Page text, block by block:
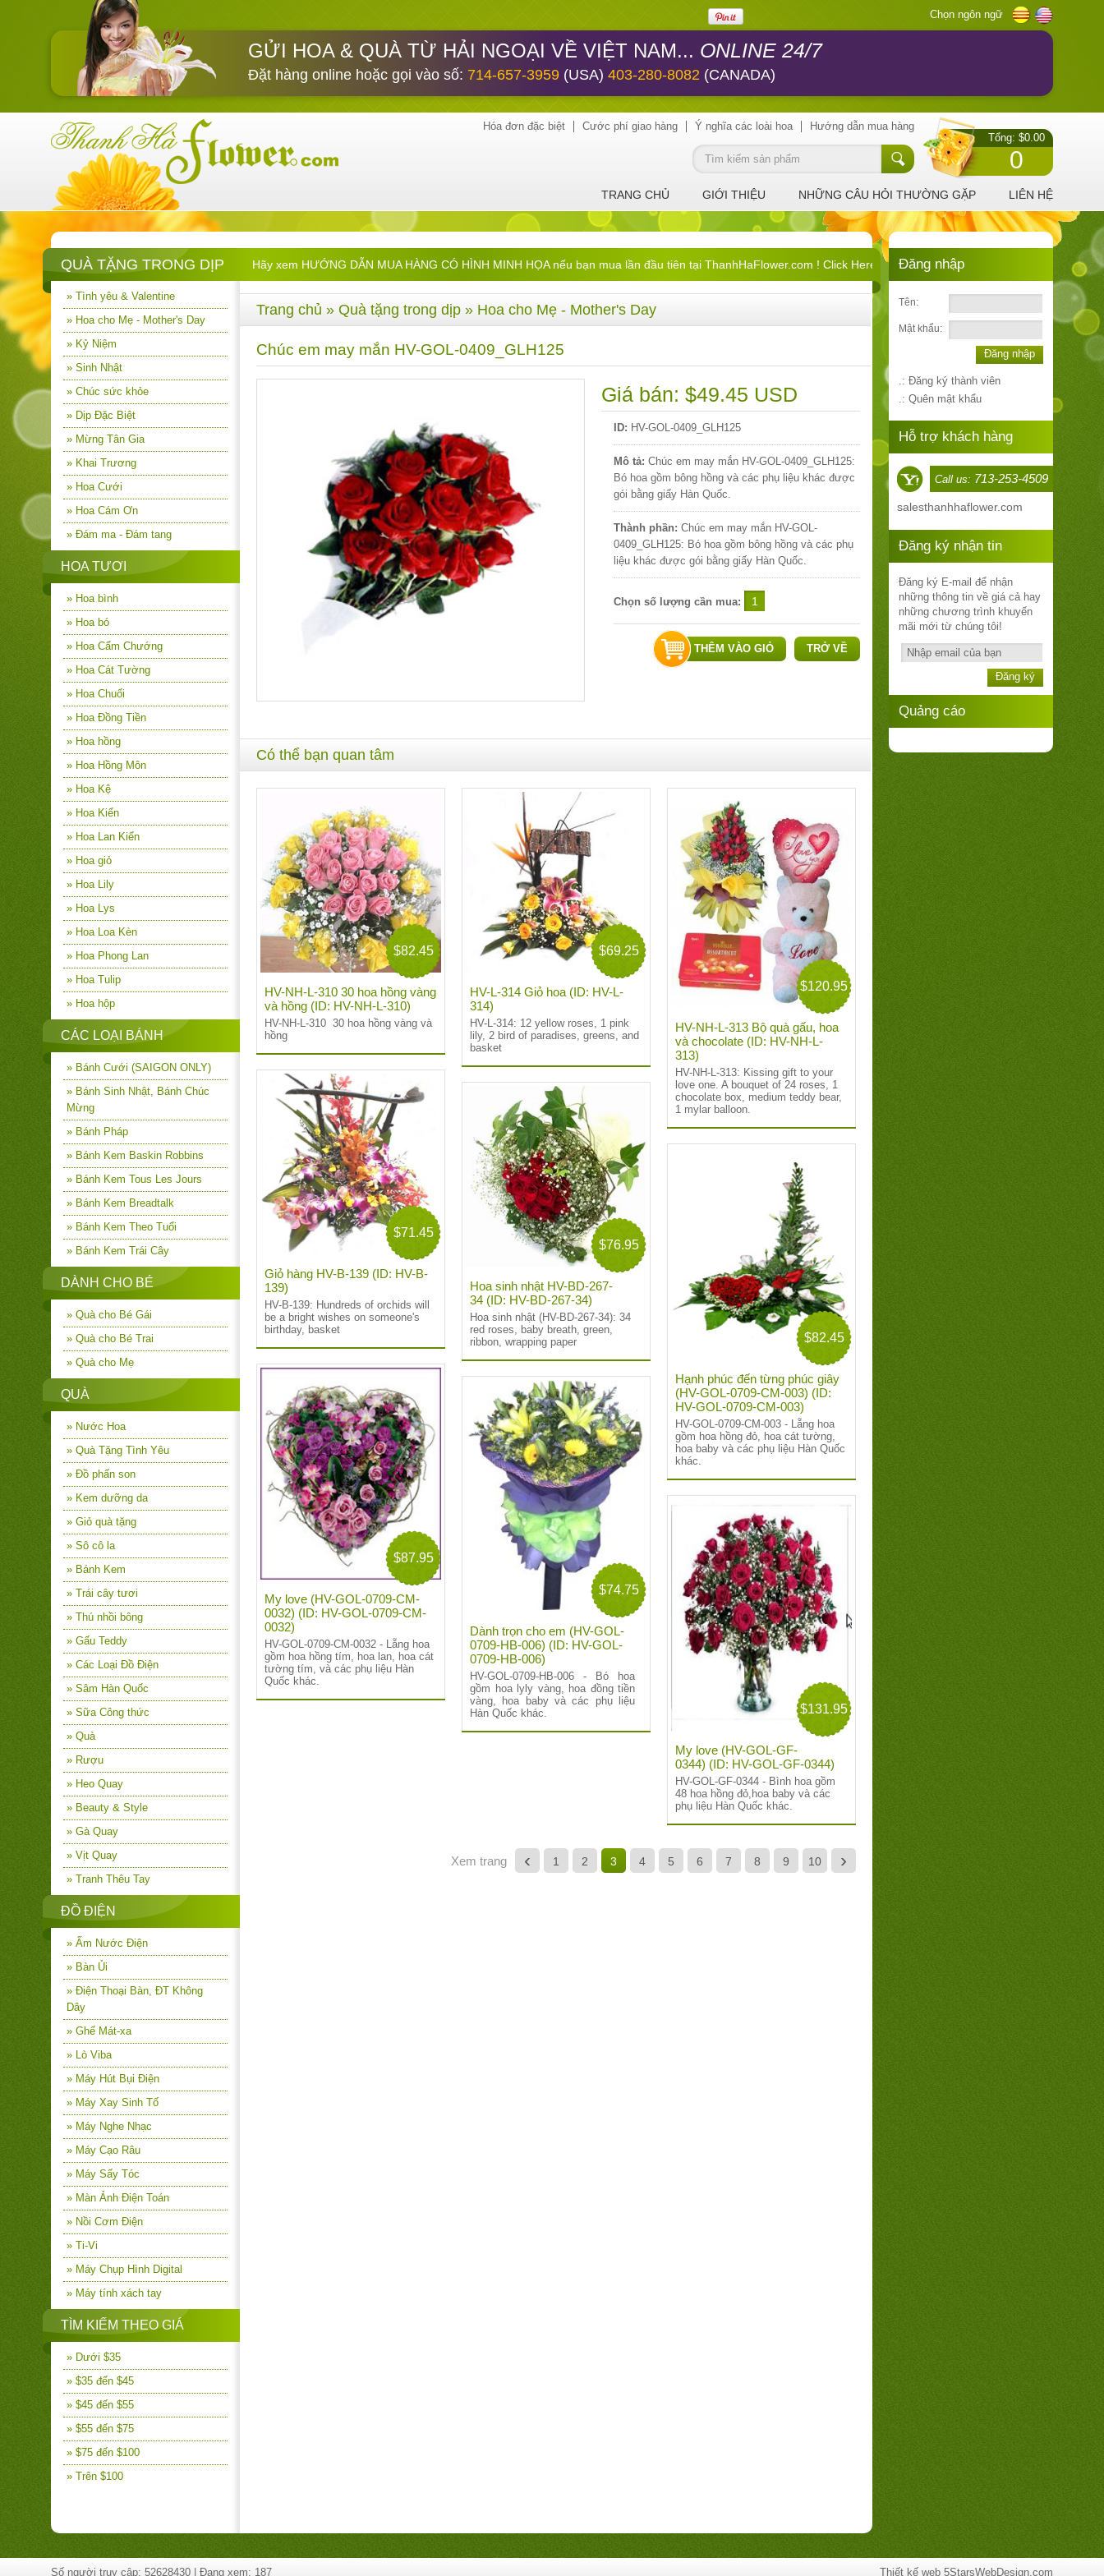
Chọn ngôn ngữ
GỬI HOA & QUÀ TỪ HẢI NGOẠI VỀ VIỆT NAM... ONLINE 24/7
Đặt hàng online hoặc gọi vào số: 714-657-3959 (USA) 403-280-8082 (CANADA)
Tổng: $0.00
0
Hóa đơn đặc biệt Cước phí giao hàng Ý nghĩa các loài hoa Hướng dẫn mua hàng
TRANG CHỦ GIỚI THIỆU NHỮNG CÂU HỎI THƯỜNG GẶP LIÊN HỆ
QUÀ TẶNG TRONG DỊP Hãy xem HƯỚNG DẪN MUA HÀNG CÓ HÌNH MINH HỌA nếu bạn mua lần đầu tiên tại ThanhHaFlower.com ! Click Here !
» Tình yêu & Valentine
» Hoa cho Mẹ - Mother's Day
» Kỷ Niệm
» Sinh Nhật
» Chúc sức khỏe
» Dịp Đặc Biệt
» Mừng Tân Gia
» Khai Trương
» Hoa Cưới
» Hoa Cám Ơn
» Đám ma - Đám tang
HOA TƯƠI
» Hoa bình
» Hoa bó
» Hoa Cẩm Chướng
» Hoa Cát Tường
» Hoa Chuối
» Hoa Đồng Tiền
» Hoa hồng
» Hoa Hồng Môn
» Hoa Kệ
» Hoa Kiển
» Hoa Lan Kiển
» Hoa giỏ
» Hoa Lily
» Hoa Lys
» Hoa Loa Kèn
» Hoa Phong Lan
» Hoa Tulip
» Hoa hộp
CÁC LOẠI BÁNH
» Bánh Cưới (SAIGON ONLY)
» Bánh Sinh Nhật, Bánh Chúc
Mừng
» Bánh Pháp
» Bánh Kem Baskin Robbins
» Bánh Kem Tous Les Jours
» Bánh Kem Breadtalk
» Bánh Kem Theo Tuổi
» Bánh Kem Trái Cây
DÀNH CHO BÉ
» Quà cho Bé Gái
» Quà cho Bé Trai
» Quà cho Mẹ
QUÀ
» Nước Hoa
» Quà Tặng Tình Yêu
» Đồ phấn son
» Kem dưỡng da
» Giỏ quà tặng
» Sô cô la
» Bánh Kem
» Trái cây tươi
» Thú nhồi bông
» Gấu Teddy
» Các Loại Đồ Điện
» Sâm Hàn Quốc
» Sữa Công thức
» Quà
» Rượu
» Heo Quay
» Beauty & Style
» Gà Quay
» Vịt Quay
» Tranh Thêu Tay
ĐỒ ĐIỆN
» Ấm Nước Điện
» Bàn Ủi
» Điện Thoại Bàn, ĐT Không
Dây
» Ghế Mát-xa
» Lò Viba
» Máy Hút Bụi Điện
» Máy Xay Sinh Tố
» Máy Nghe Nhạc
» Máy Cạo Râu
» Máy Sấy Tóc
» Màn Ảnh Điện Toán
» Nồi Cơm Điện
» Ti-Vi
» Máy Chụp Hình Digital
» Máy tính xách tay
TÌM KIẾM THEO GIÁ
» Dưới $35
» $35 đến $45
» $45 đến $55
» $55 đến $75
» $75 đến $100
» Trên $100
Trang chủ » Quà tặng trong dịp » Hoa cho Mẹ - Mother's Day
Chúc em may mắn HV-GOL-0409_GLH125
Giá bán: $49.45 USD
ID: HV-GOL-0409_GLH125
Mô tả: Chúc em may mắn HV-GOL-0409_GLH125:
Bó hoa gồm bông hồng và các phụ liệu khác được
gói bằng giấy Hàn Quốc.
Thành phần: Chúc em may mắn HV-GOL-
0409_GLH125: Bó hoa gồm bông hồng và các phụ
liệu khác được gói bằng giấy Hàn Quốc.
Chọn số lượng cần mua:
TRỞ VỀ
THÊM VÀO GIỎ
Có thể bạn quan tâm
$82.45
HV-NH-L-310 30 hoa hồng vàng
và hồng (ID: HV-NH-L-310)
HV-NH-L-310 30 hoa hồng vàng và
hồng
$69.25
HV-L-314 Giỏ hoa (ID: HV-L-
314)
HV-L-314: 12 yellow roses, 1 pink
lily, 2 bird of paradises, greens, and
basket
$120.95
HV-NH-L-313 Bộ quà gấu, hoa
và chocolate (ID: HV-NH-L-
313)
HV-NH-L-313: Kissing gift to your
love one. A bouquet of 24 roses, 1
chocolate box, medium teddy bear,
1 mylar balloon.
$71.45
Giỏ hàng HV-B-139 (ID: HV-B-
139)
HV-B-139: Hundreds of orchids will
be a bright wishes on someone's
birthday, basket
$76.95
Hoa sinh nhật HV-BD-267-
34 (ID: HV-BD-267-34)
Hoa sinh nhật (HV-BD-267-34): 34
red roses, baby breath, green,
ribbon, wrapping paper
$82.45
Hạnh phúc đến từng phúc giây
(HV-GOL-0709-CM-003) (ID:
HV-GOL-0709-CM-003)
HV-GOL-0709-CM-003 - Lẵng hoa
gồm hoa hồng đỏ, hoa cát tường,
hoa baby và các phụ liệu Hàn Quốc
khác.
$87.95
My love (HV-GOL-0709-CM-
0032) (ID: HV-GOL-0709-CM-
0032)
HV-GOL-0709-CM-0032 - Lẵng hoa
gồm hoa hồng tím, hoa lan, hoa cát
tường tím, và các phụ liệu Hàn
Quốc khác.
$74.75
Dành trọn cho em (HV-GOL-
0709-HB-006) (ID: HV-GOL-
0709-HB-006)
HV-GOL-0709-HB-006 - Bó hoa
gồm hoa lyly vàng, hoa đồng tiền
vàng, hoa baby và các phụ liệu
Hàn Quốc khác.
$131.95
My love (HV-GOL-GF-
0344) (ID: HV-GOL-GF-0344)
HV-GOL-GF-0344 - Bình hoa gồm
48 hoa hồng đỏ,hoa baby và các
phụ liệu Hàn Quốc khác.
‹ 1 2 3 4 5 6 7 8 9 10 ›
Xem trang
Đăng nhập
Tên:
Mật khẩu:
Đăng nhập
.: Đăng ký thành viên
.: Quên mật khẩu
Hỗ trợ khách hàng
Call us: 713-253-4509
salesthanhhaflower.com
Đăng ký nhận tin
Đăng ký E-mail để nhận
những thông tin về giá cả hay
những chương trình khuyến
mãi mới từ chúng tôi!
Đăng ký
Quảng cáo
Số người truy cập: 52628430 | Đang xem: 187 Thiết kế web 5StarsWebDesign.com